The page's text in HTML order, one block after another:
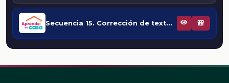
Secuencia 15. Corrección de textos como parte del proceso de escritura 🎒